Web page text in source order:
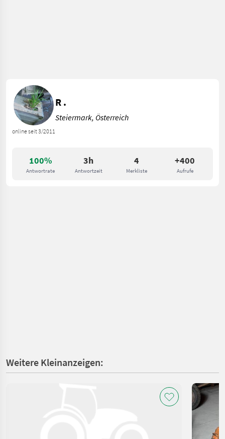
100%
Antwortrate
3h
Antwortzeit
4
Merkliste
+400
Aufrufe
online seit 3/2011
R .
Steiermark, Österreich
Weitere Kleinanzeigen: